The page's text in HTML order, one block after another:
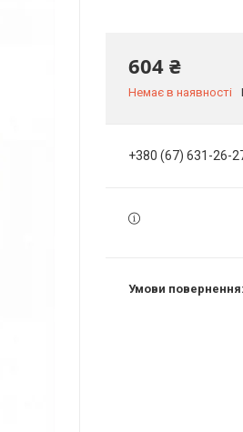
604 ₴
Немає в наявності
+380 (67) 631-26-